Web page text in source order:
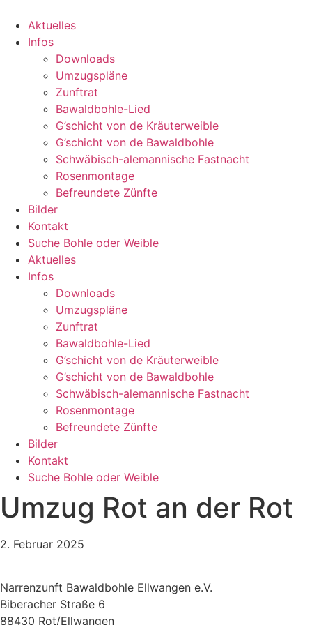
Inhalt
wechseln
Aktuelles
Infos
Downloads
Umzugspläne
Zunftrat
Bawaldbohle-Lied
G’schicht von de Kräuterweible
G’schicht von de Bawaldbohle
Schwäbisch-alemannische Fastnacht
Rosenmontage
Befreundete Zünfte
Bilder
Kontakt
Suche Bohle oder Weible
Aktuelles
Infos
Downloads
Umzugspläne
Zunftrat
Bawaldbohle-Lied
G’schicht von de Kräuterweible
G’schicht von de Bawaldbohle
Schwäbisch-alemannische Fastnacht
Rosenmontage
Befreundete Zünfte
Bilder
Kontakt
Suche Bohle oder Weible
Umzug Rot an der Rot
2. Februar 2025
Narrenzunft Bawaldbohle Ellwangen e.V.
Biberacher Straße 6
88430 Rot/Ellwangen